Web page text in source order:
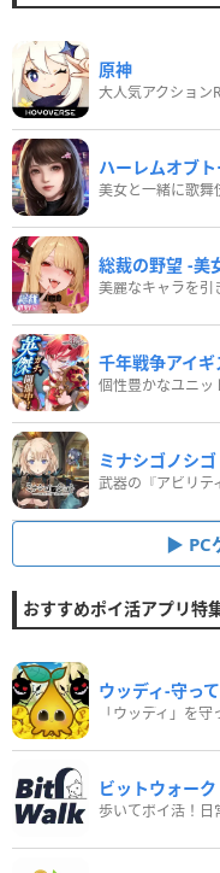
原神
大人気アクション
ハーレムオブ
美女と一緒に歌舞
総裁の野望 -美
美麗なキャラを引
千年戦争アイギ
個性豊かなユニッ
ミナシゴノシゴ
PC
おすすめポイ活アプリ特
ウッディ‐守っ
「ウッディ」を
ビットウォーク